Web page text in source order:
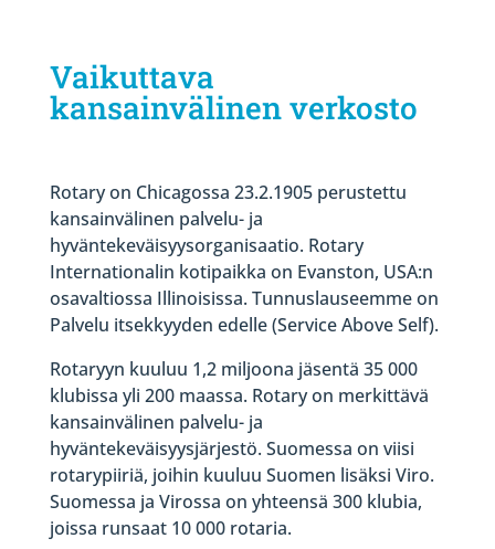
Vaikuttava
kansainvälinen verkosto
Rotary on Chicagossa 23.2.1905 perustettu
kansainvälinen palvelu- ja
hyväntekeväisyysorganisaatio. Rotary
Internationalin kotipaikka on Evanston, USA:n
osavaltiossa Illinoisissa. Tunnuslauseemme on
Palvelu itsekkyyden edelle (Service Above Self).
Rotaryyn kuuluu 1,2 miljoona jäsentä 35 000
klubissa yli 200 maassa. Rotary on merkittävä
kansainvälinen palvelu- ja
hyväntekeväisyysjärjestö. Suomessa on viisi
rotarypiiriä, joihin kuuluu Suomen lisäksi Viro.
Suomessa ja Virossa on yhteensä 300 klubia,
joissa runsaat 10 000 rotaria.